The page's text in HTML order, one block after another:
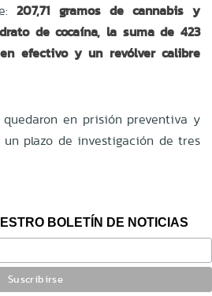
207,71 gramos de cannabis y
de cocaína, la suma de 423
efectivo y un revólver calibre
quedaron en prisión preventiva y
un plazo de investigación de tres
BOLETÍN DE NOTICIAS